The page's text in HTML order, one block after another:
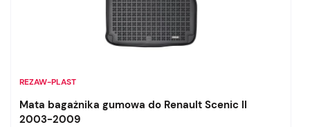
REZAW-PLAST
Mata bagażnika gumowa do Renault Scenic II
2003-2009